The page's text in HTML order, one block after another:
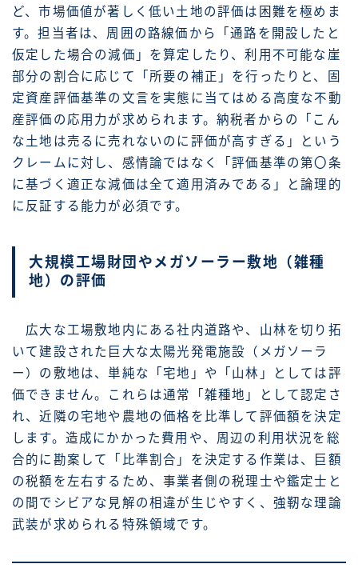
ど、市場価値が著しく低い土地の評価は困難を極めま
す。担当者は、周囲の路線価から「通路を開設したと
仮定した場合の減価」を算定したり、利用不可能な崖
部分の割合に応じて「所要の補正」を行ったりと、固
定資産評価基準の文言を実態に当てはめる高度な不動
産評価の応用力が求められます。納税者からの「こん
な土地は売るに売れないのに評価が高すぎる」という
クレームに対し、感情論ではなく「評価基準の第〇条
に基づく適正な減価は全て適用済みである」と論理的
に反証する能力が必須です。
大規模工場財団やメガソーラー敷地（雑種
地）の評価
広大な工場敷地内にある社内道路や、山林を切り拓
いて建設された巨大な太陽光発電施設（メガソーラ
ー）の敷地は、単純な「宅地」や「山林」としては評
価できません。これらは通常「雑種地」として認定さ
れ、近隣の宅地や農地の価格を比準して評価額を決定
します。造成にかかった費用や、周辺の利用状況を総
合的に勘案して「比準割合」を決定する作業は、巨額
の税額を左右するため、事業者側の税理士や鑑定士と
の間でシビアな見解の相違が生じやすく、強靭な理論
武装が求められる特殊領域です。